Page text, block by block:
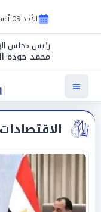
الأحد 09 أغسطس 2026
رئيس مجلس
محمد جودة